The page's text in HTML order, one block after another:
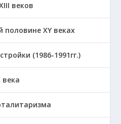
веков
половине ХҮ веках
(1986-1991гг.)
века